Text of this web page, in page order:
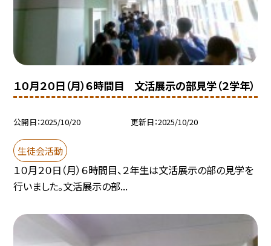
１０月２０日（月）６時間目 文活展示の部見学（２学年）
公開日 2025/10/20 更新日 2025/10/20
生徒会活動
１０月２０日（月）６時間目、２年生は文活展示の部の見学を
行いました。文活展示の部...